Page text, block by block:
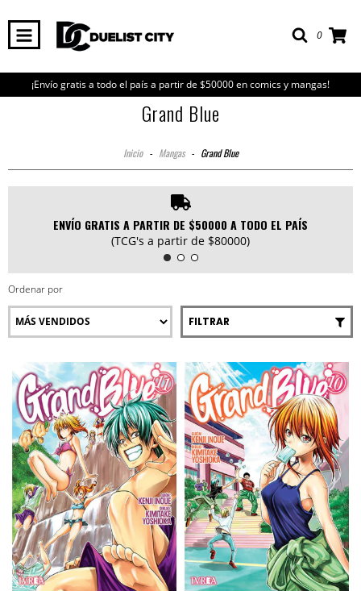
0
¡Envío gratis a todo el país a partir de $50000 en comics y mangas!
Grand Blue
Inicio - Mangas - Grand Blue
ENVÍO GRATIS A PARTIR DE $50000 A TODO EL PAÍS
(TCG's a partir de $80000)
Ordenar por
FILTRAR